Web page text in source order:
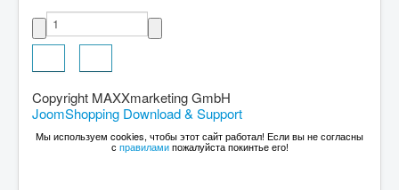
Copyright MAXXmarketing GmbH
JoomShopping Download & Support
Мы используем cookies, чтобы этот сайт работал! Если вы не согласны
с правиламипожалуйста покинтье его!